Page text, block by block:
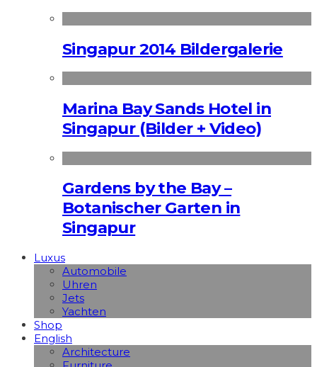
Singapur 2014 Bildergalerie
Marina Bay Sands Hotel in
Singapur (Bilder + Video)
Gardens by the Bay –
Botanischer Garten in
Singapur
Luxus
Automobile
Uhren
Jets
Yachten
Shop
English
Architecture